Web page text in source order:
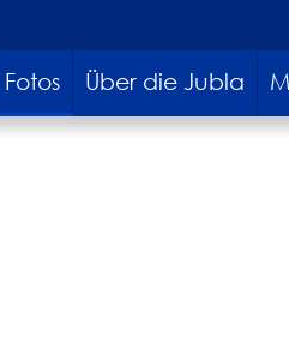
Fotos Über die Jubla